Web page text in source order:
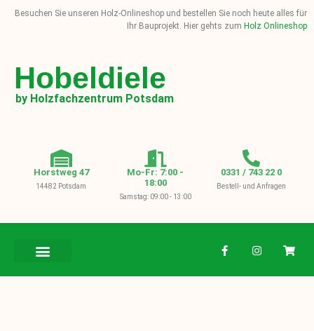
Besuchen Sie unseren Holz-Onlineshop und bestellen Sie noch heute alles für
Ihr Bauprojekt. Hier gehts zum Holz Onlineshop
Hobeldiele
by Holzfachzentrum Potsdam
Horstweg 47
14482 Potsdam
Mo-Fr: 7:00 -
18:00
Samstag: 09:00 - 13:00
0331 / 743 22 0
Bestell- und Anfragen